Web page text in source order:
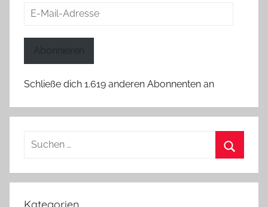
E-
Abonnieren
Schließe dich 1.619 anderen Abonnenten an
Suchen